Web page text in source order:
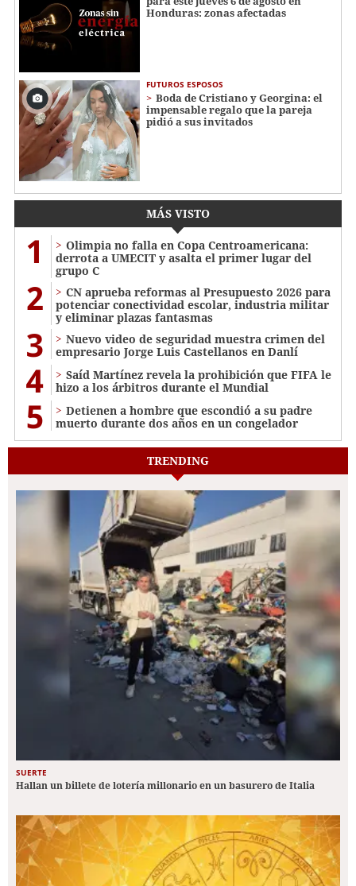
Honduras: zonas afectadas
FUTUROS ESPOSOS
Boda de Cristiano y Georgina: el
impensable regalo que la pareja
pidió a sus invitados
MÁS VISTO
1
Olimpia no falla en Copa Centroamericana:
derrota a UMECIT y asalta el primer lugar del
grupo C
2
CN aprueba reformas al Presupuesto 2026 para
potenciar conectividad escolar, industria militar
y eliminar plazas fantasmas
3
Nuevo video de seguridad muestra crimen del
empresario Jorge Luis Castellanos en Danlí
4
Saíd Martínez revela la prohibición que FIFA le
hizo a los árbitros durante el Mundial
5
Detienen a hombre que escondió a su padre
muerto durante dos años en un congelador
TRENDING
SUERTE
Hallan un billete de lotería millonario en un basurero de Italia